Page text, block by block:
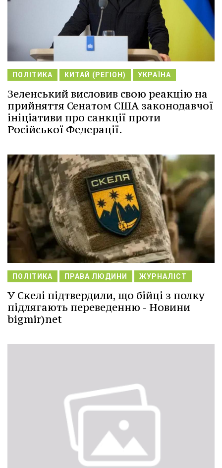
ПОЛІТИКА КИТАЙ (РЕГІОН) УКРАЇНА
Зеленський висловив свою реакцію на
прийняття Сенатом США законодавчої
ініціативи про санкції проти
Російської Федерації.
ПОЛІТИКА ПРАВА ЛЮДИНИ ЖУРНАЛІСТ
У Скелі підтвердили, що бійці з полку
підлягають переведенню - Новини
bigmir)net